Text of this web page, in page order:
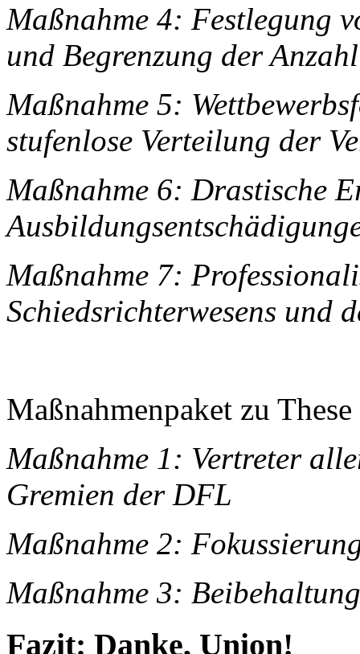
Maßnahme 4: Festlegung
und Begrenzung der
Maßnahme 5:
stufenlose Verteilung der
Maßnahme 6: Drastische
Maßnahme 7:
Schiedsrichterwesens und
Maßnahmenpaket zu
Maßnahme 1: Vertreter
Gremien der DFL
Maßnahme 2:
Maßnahme 3:
Fazit: Danke, Union!